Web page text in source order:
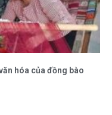
hóa của đồng bào